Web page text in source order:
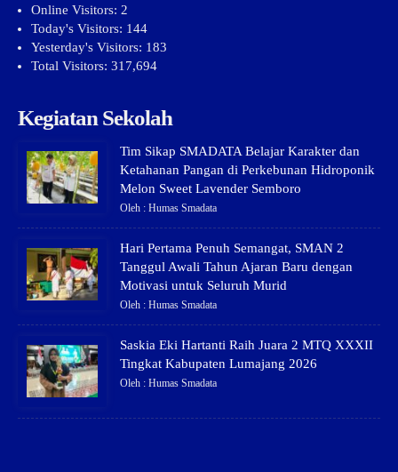
Online Visitors: 2
Today's Visitors: 144
Yesterday's Visitors: 183
Total Visitors: 317,694
Kegiatan Sekolah
Tim Sikap SMADATA Belajar Karakter dan
Ketahanan Pangan di Perkebunan Hidroponik
Melon Sweet Lavender Semboro
Oleh : Humas Smadata
Hari Pertama Penuh Semangat, SMAN 2
Tanggul Awali Tahun Ajaran Baru dengan
Motivasi untuk Seluruh Murid
Oleh : Humas Smadata
Saskia Eki Hartanti Raih Juara 2 MTQ XXXII
Tingkat Kabupaten Lumajang 2026
Oleh : Humas Smadata